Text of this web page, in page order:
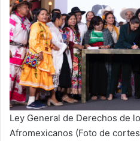
Ley General de Derechos de
Afromexicanos (Foto de